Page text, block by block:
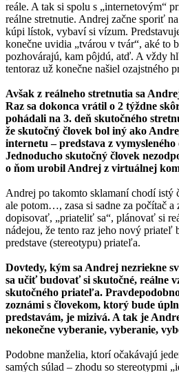
reále. A tak si spolu s „internetovým“
reálne stretnutie. Andrej začne sporiť
kúpi lístok, vybaví si vízum.
konečne uvidia „tvárou v tvár“, aké to
pozhovárajú, kam pôjdú, atď. A vždy
tentoraz už konečne našiel ozajstného
Avšak z reálneho stretnutia sa
Raz sa dokonca vrátil o 2 týždne
pohádali na 3. deň skutočného
že skutočný človek bol iný ako
internetu – predstava z
Jednoducho skutočný človek
o ňom urobil Andrej z virtuálnej
Andrej po takomto sklamaní chodí istý
ale potom…, zasa si sadne za počítač a
dopisovať, „priateliť sa“, plánovať si
nádejou, že tento raz jeho nový priateľ
predstave (stereotypu) priateľa.
Dovtedy, kým sa Andrej nezriekne
sa učiť budovať si skutočné, reálne
skutočného priateľa.
zoznámi s človekom, ktorý bude
predstavám, je mizivá. A tak je
nekonečne vyberanie, vyberanie,
Podobne manželia, ktorí očakávajú
samých súlad – zhodu so stereotypmi